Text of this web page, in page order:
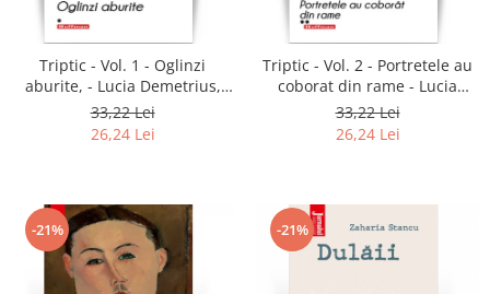
Triptic - Vol. 1 - Oglinzi
aburite, - Lucia Demetrius,
editia 2020
33,22 Lei
26,24 Lei
Triptic - Vol. 2 - Portretele au
coborat din rame - Lucia
Demetrius, editia 2020
33,22 Lei
26,24 Lei
-21% -21%